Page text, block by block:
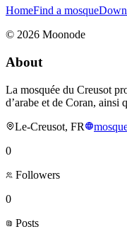
HomeFind a mosque
© 2026 Moonode
About
La mosquée du Creusot
d’arabe et de Coran, ainsi
Le-Creusot, FR
0
Followers
0
Posts